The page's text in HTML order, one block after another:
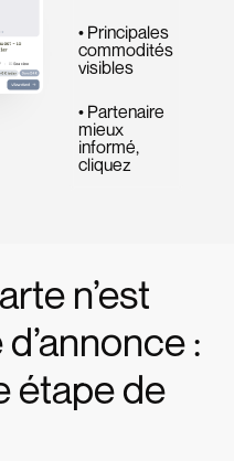
• Principales
commodités
visibles
• Partenaire
mieux
informé,
cliquez
n’est
:
étape de